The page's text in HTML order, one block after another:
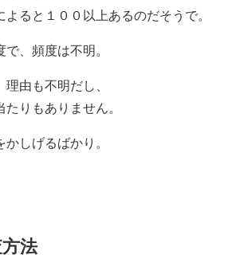
ると１００以上あるのだそうで。
、頻度は不明。
由も不明だし、
りもありません。
しげるばかり。
法